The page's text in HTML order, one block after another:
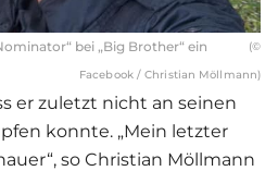
bei „Big Brother“ ein (©
Facebook / Christian Möllmann)
er zuletzt nicht an seinen
konnte. „Mein letzter
so Christian Möllmann